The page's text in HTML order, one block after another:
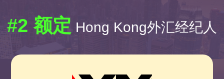
#2 额定 Hong Kong外汇经纪人